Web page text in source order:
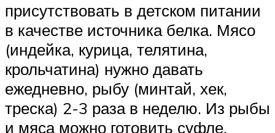
присутствовать в детском питании
в качестве источника белка. Мясо
(индейка, курица, телятина,
крольчатина) нужно давать
ежедневно, рыбу (минтай, хек,
треска) 2-3 раза в неделю. Из рыбы
и мяса можно готовить суфле,